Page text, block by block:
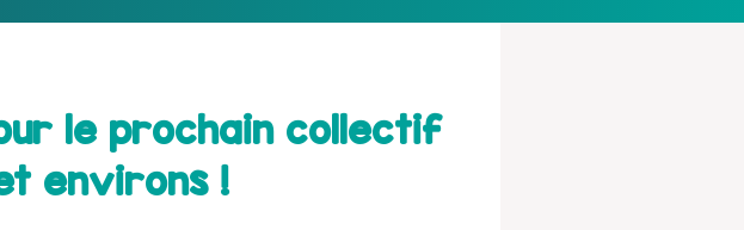
le prochain collectif
environs !